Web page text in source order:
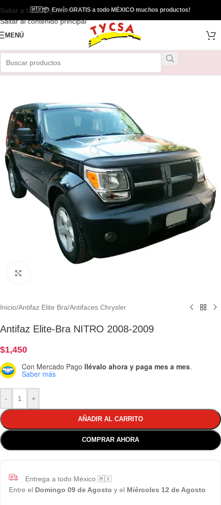
Saltar a la navegación
Saltar al contenido principal
🇲🇽📦Envío GRATIS a todo MÉXICO muchos productos!
MENÚ
Inicio/Antifaz Elite Bra/Antifaces Chrysler
Antifaz Elite-Bra NITRO 2008-2009
$1,450
Con Mercado Pago llévalo ahora y paga mes a mes.
Saber más
- +
AÑADIR AL CARRITO
COMPRAR AHORA
Entrega a todo México 🇲🇽
Entre el Domingo 09 de Agosto y el Miércoles 12 de Agosto